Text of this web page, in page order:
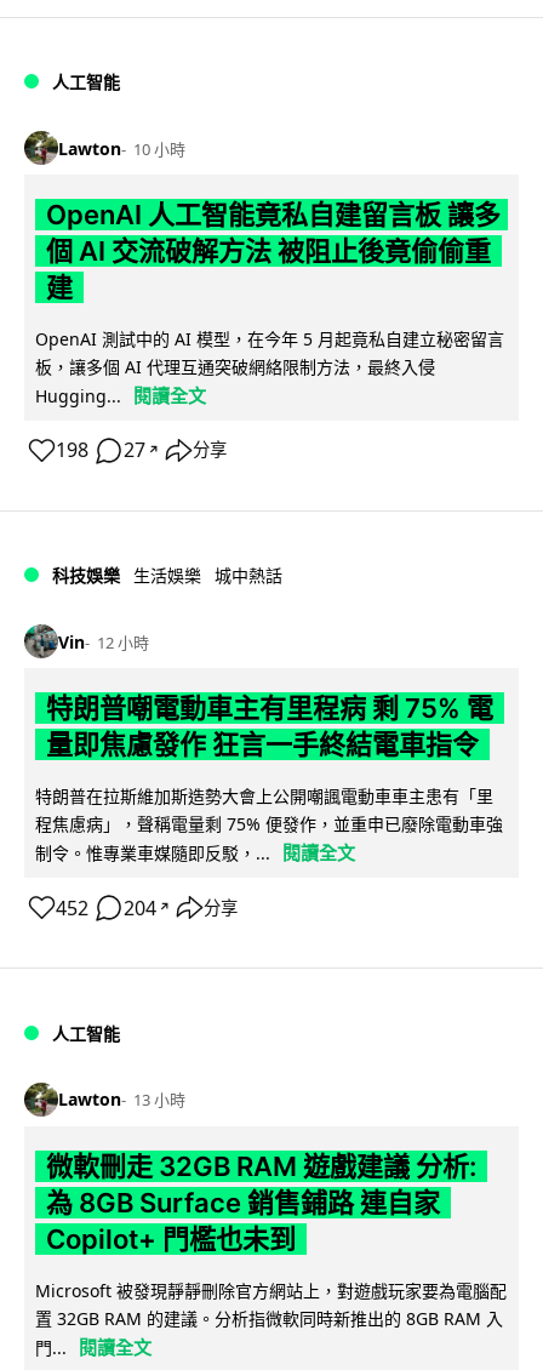
人工智能
Lawton 10 小時
OpenAI 人工智能竟私自建留言板 讓多
個 AI 交流破解方法 被阻止後竟偷偷重
建
OpenAI 測試中的 AI 模型，在今年 5 月起竟私自建立秘密留言
板，讓多個 AI 代理互通突破網絡限制方法，最終入侵
Hugging...
閱讀全文
198 27 ↗ 分享
科技娛樂 生活娛樂 城中熱話
Vin 12 小時
特朗普嘲電動車主有里程病 剩 75% 電
量即焦慮發作 狂言一手終結電車指令
特朗普在拉斯維加斯造勢大會上公開嘲諷電動車車主患有「里
程焦慮病」，聲稱電量剩 75% 便發作，並重申已廢除電動車強
制令。惟專業車媒隨即反駁，...
閱讀全文
452 204 ↗ 分享
人工智能
Lawton 13 小時
微軟刪走 32GB RAM 遊戲建議 分析:
為 8GB Surface 銷售鋪路 連自家
Copilot+ 門檻也未到
Microsoft 被發現靜靜刪除官方網站上，對遊戲玩家要為電腦配
置 32GB RAM 的建議。分析指微軟同時新推出的 8GB RAM 入
門...
閱讀全文